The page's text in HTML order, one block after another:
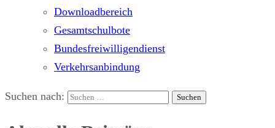
Downloadbereich
Gesamtschulbote
Bundesfreiwilligendienst
Verkehrsanbindung
Suchen nach: